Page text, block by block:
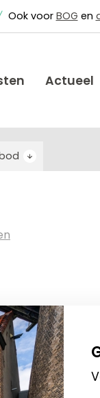
Ook voor BOG en
Actueel